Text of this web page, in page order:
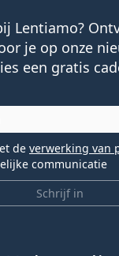
Lentiamo?
je op onze
een gratis
Schrijf in
de verwerking van
communicatie